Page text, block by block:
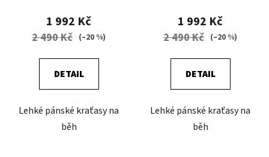
1 992 Kč
2 490 Kč (–20 %)
DETAIL
Lehké pánské kraťasy na
běh
1 992 Kč
2 490 Kč (–20 %)
DETAIL
Lehké pánské kraťasy na
běh